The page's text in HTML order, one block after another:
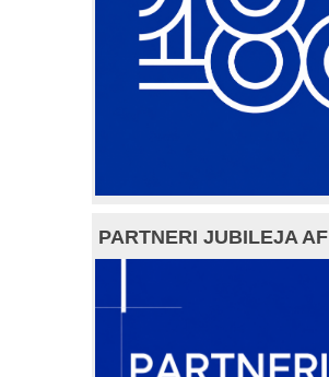
PARTNERI JUBILEJA AF